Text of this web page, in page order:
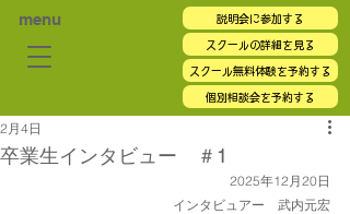
menu 説明会に参加する
スクールの詳細を見る
スクール無料体験を予約する
個別相談会を予約する
卒業生インタビュー ＃1
2月4日
2025年12月20日
インタビュアー　武内元宏